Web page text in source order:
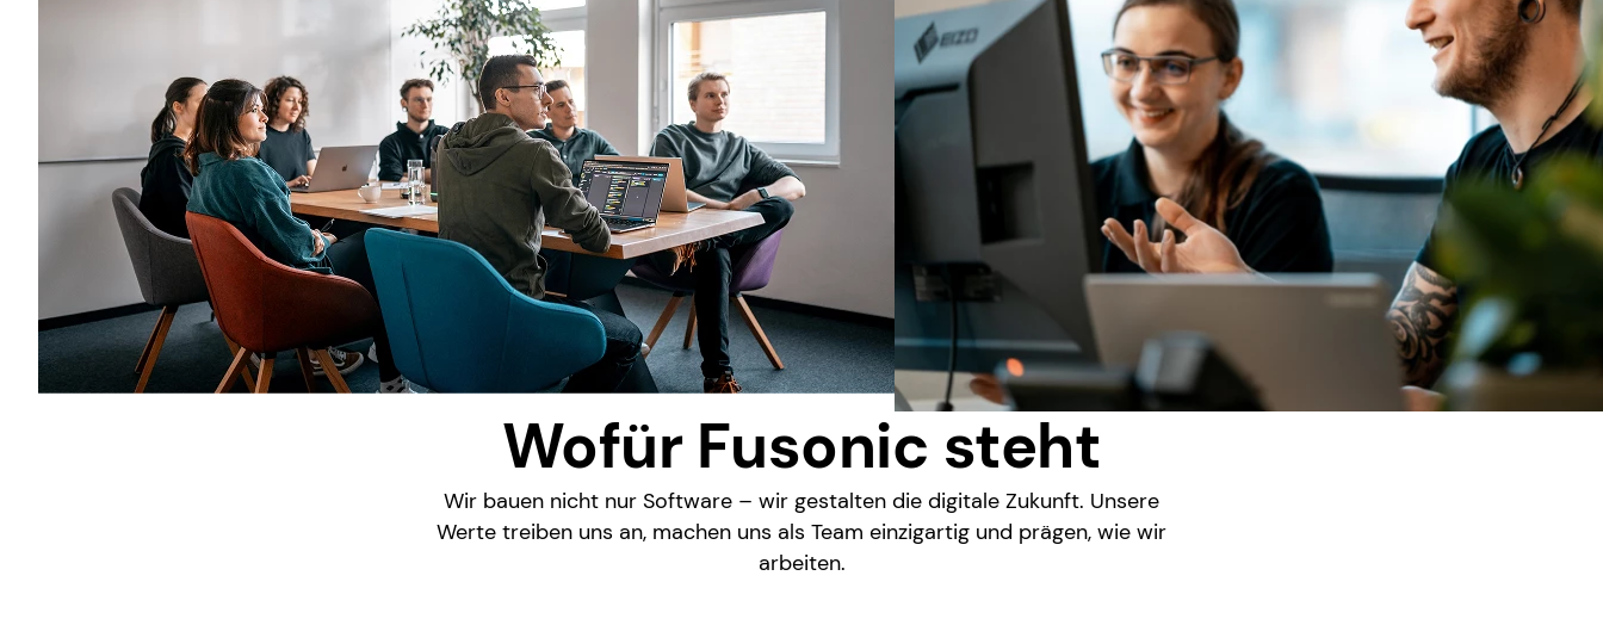
Wofür Fusonic steht
Wir bauen nicht nur Software – wir gestalten die digitale Zukunft. Unsere
Werte treiben uns an, machen uns als Team einzigartig und prägen, wie wir
arbeiten.